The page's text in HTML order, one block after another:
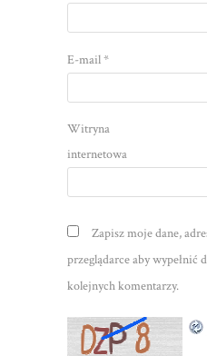
E-mail*
Witryna
internetowa
Zapisz moje dane,
przeglądarce aby wypełnić
kolejnych komentarzy.